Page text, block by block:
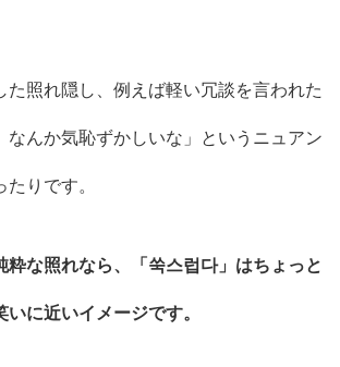
た照れ隠し、例えば軽い冗談を言われた
なんか気恥ずかしいな」というニュアン
りです。
粋な照れなら、「쑥스럽다」はちょっと
いに近いイメージです。